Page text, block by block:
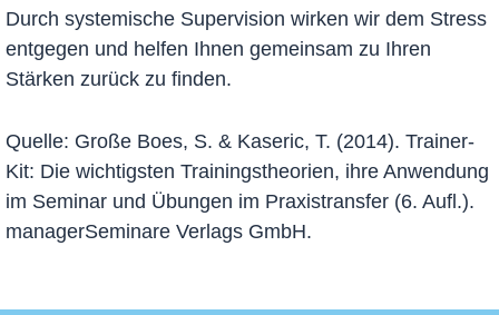
Durch systemische Supervision wirken wir dem Stress
entgegen und helfen Ihnen gemeinsam zu Ihren
Stärken zurück zu finden.
Quelle: Große Boes, S. & Kaseric, T. (2014). Trainer-
Kit: Die wichtigsten Trainingstheorien, ihre Anwendung
im Seminar und Übungen im Praxistransfer (6. Aufl.).
managerSeminare Verlags GmbH.